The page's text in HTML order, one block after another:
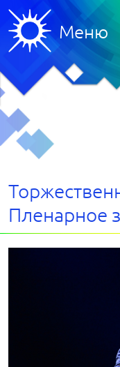
Меню
Пленарное